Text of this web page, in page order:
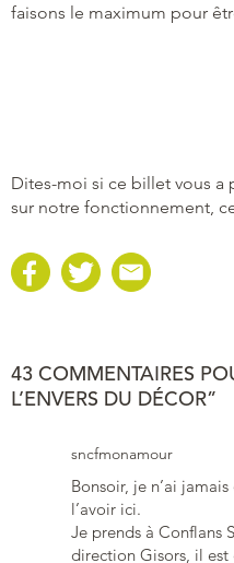
faisons le maximum pour
Dites-moi si ce billet vous a
sur notre fonctionnement,
43 COMMENTAIRES
L’ENVERS DU DÉCOR”
sncfmonamour
Bonsoir, je n’ai
l’avoir ici.
Je prends à Conflans
direction Gisors, il est